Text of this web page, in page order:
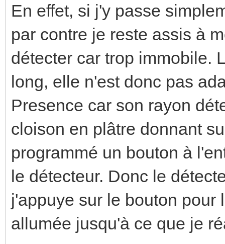
En effet, si j'y passe
par contre je reste assis à
détecter car trop immobile.
long, elle n'est donc pas
Presence car son rayon
cloison en plâtre donnant
programmé un bouton à
le détecteur. Donc le
j'appuye sur le bouton pour
allumée jusqu'à ce que je